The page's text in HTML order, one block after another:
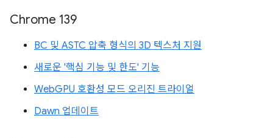
Chrome 139
BC 및 ASTC 압축 형식의 3D 텍스처 지원
새로운 '핵심 기능 및 한도' 기능
WebGPU 호환성 모드 오리진 트라이얼
Dawn 업데이트